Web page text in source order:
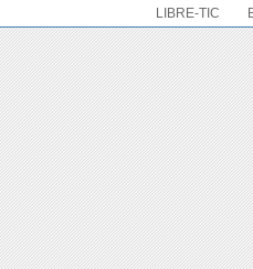
LIBRE-TIC